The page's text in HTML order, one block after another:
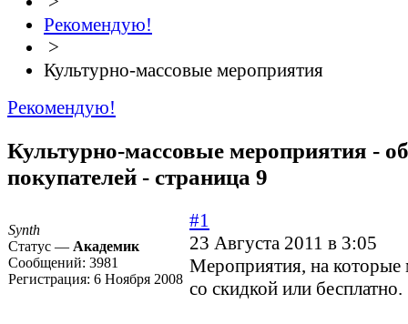
Рекомендую!
>
Культурно-массовые мероприятия
Рекомендую!
Культурно-массовые мероприятия -
покупателей - страница 9
Synth
Статус — Академик
Сообщений: 3981
Регистрация: 6 Ноября 2008
#1
23 Августа 2011 в 3:05
Мероприятия, на которые
со скидкой или бесплатно.